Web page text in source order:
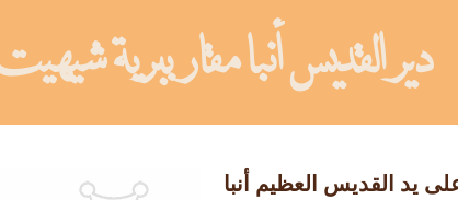
دير القديس أنبا مقار ببرية شيهيت
مقار دير قبطي تم تأسيسه عام 360 على يد القديس العظيم أنبا